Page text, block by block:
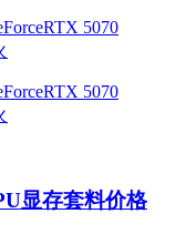
显存套料价格